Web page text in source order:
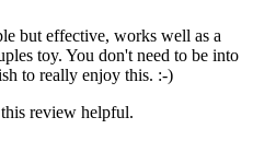
but effective, works well as a
toy. You don't need to be into
to really enjoy this. :-)
review helpful.